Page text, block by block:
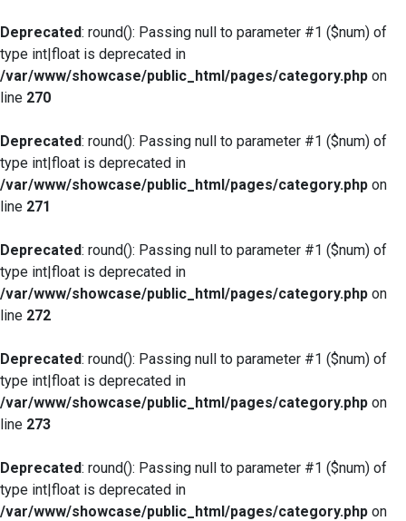
Deprecated: round(): Passing null to parameter #1 ($num) of
type int|float is deprecated in
/var/www/showcase/public_html/pages/category.php on
line 270
Deprecated: round(): Passing null to parameter #1 ($num) of
type int|float is deprecated in
/var/www/showcase/public_html/pages/category.php on
line 271
Deprecated: round(): Passing null to parameter #1 ($num) of
type int|float is deprecated in
/var/www/showcase/public_html/pages/category.php on
line 272
Deprecated: round(): Passing null to parameter #1 ($num) of
type int|float is deprecated in
/var/www/showcase/public_html/pages/category.php on
line 273
Deprecated: round(): Passing null to parameter #1 ($num) of
type int|float is deprecated in
/var/www/showcase/public_html/pages/category.php on